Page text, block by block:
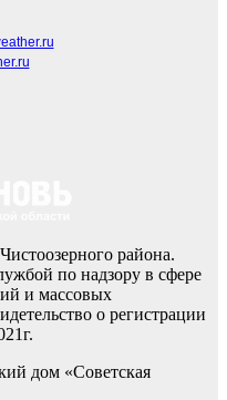
района.
по надзору в сфере
и массовых
о регистрации
дом «Советская